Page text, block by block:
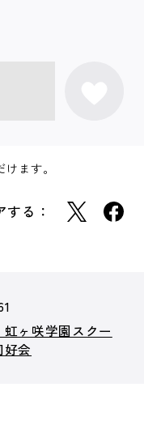
ます。
する：
ヶ咲学園スクー
好会